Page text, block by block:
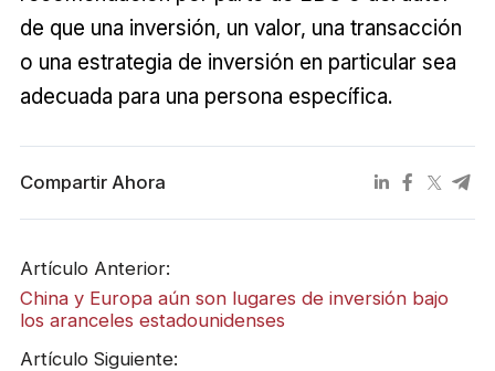
de que una inversión, un valor, una transacción
o una estrategia de inversión en particular sea
adecuada para una persona específica.
Compartir Ahora
Artículo Anterior:
China y Europa aún son lugares de inversión bajo
los aranceles estadounidenses
Artículo Siguiente: